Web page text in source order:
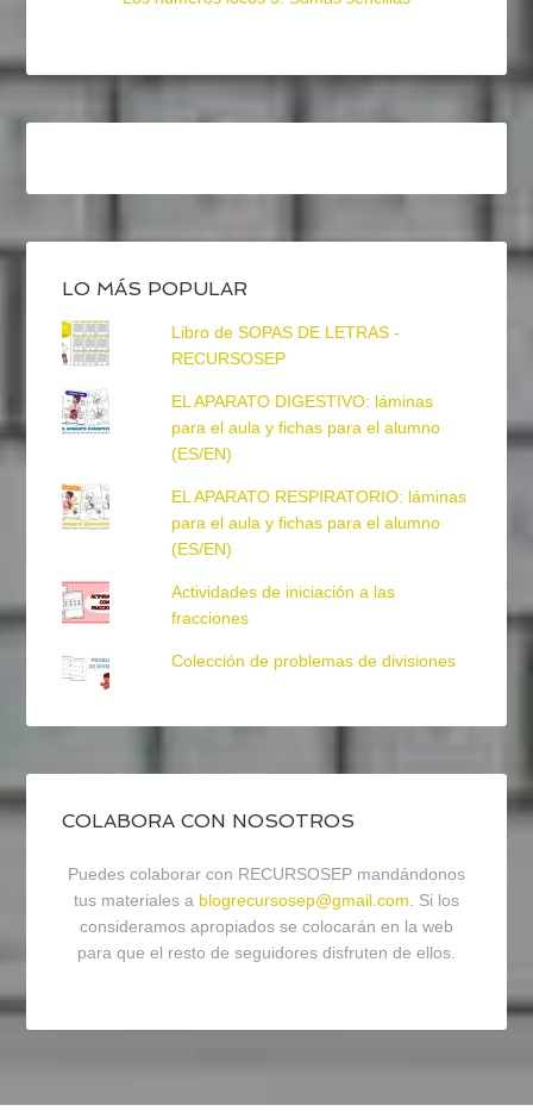
LO MÁS POPULAR
Libro de SOPAS DE LETRAS -
RECURSOSEP
EL APARATO DIGESTIVO: láminas
para el aula y fichas para el alumno
(ES/EN)
EL APARATO RESPIRATORIO: láminas
para el aula y fichas para el alumno
(ES/EN)
Actividades de iniciación a las
fracciones
Colección de problemas de divisiones
COLABORA CON NOSOTROS
Puedes colaborar con RECURSOSEP mandándonos
tus materiales a blogrecursosep@gmail.com. Si los
consideramos apropiados se colocarán en la web
para que el resto de seguidores disfruten de ellos.